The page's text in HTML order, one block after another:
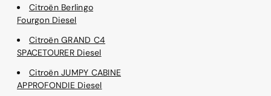
Citroën Berlingo
Fourgon Diesel
Citroën GRAND C4
SPACETOURER Diesel
Citroën JUMPY CABINE
APPROFONDIE Diesel